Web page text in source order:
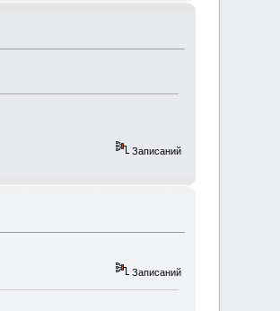
Записаний
Записаний